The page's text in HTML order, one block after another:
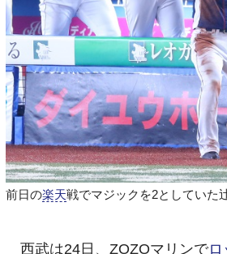
前日の楽天戦でマジックを2としていた
西武は24日、ZOZOマリンでロ